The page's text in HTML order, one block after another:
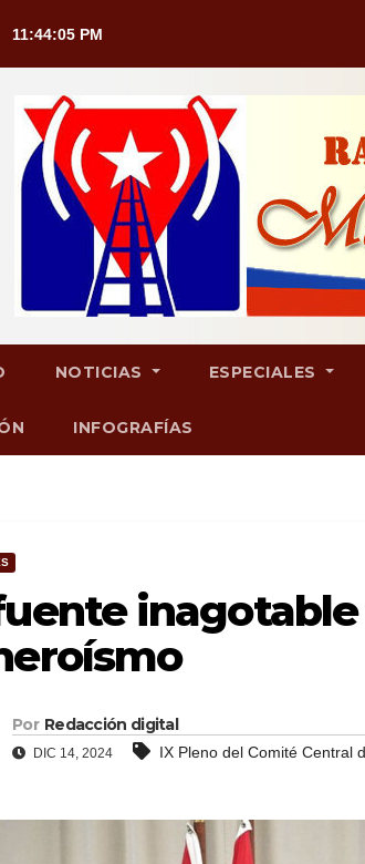
11:44:06 PM
NOTICIAS ESPECIALES
INFOGRAFÍAS
Por Redacción digital
DIC 14, 2024 IX Pleno del Comité Central